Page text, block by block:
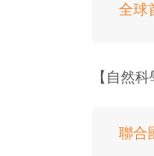
全球
【自然科
聯合